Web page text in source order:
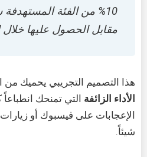
10% من الفئة
مقابل الحصول عليها خلال
هذا التصميم التجريبي يحميك من
الأداء الزائفة التي تمنحك انطباعاً
الإعجابات على فيسبوك أو
شيئاً.